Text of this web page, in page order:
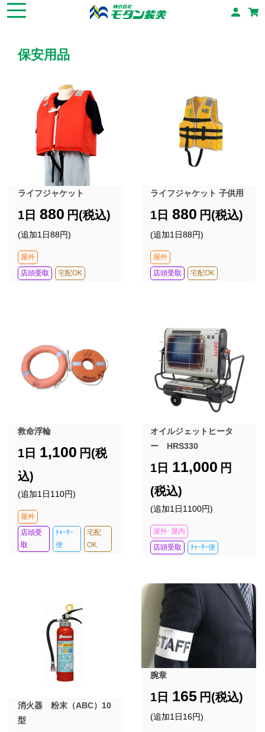
保安用品​
ライフジャケット
1日 880 円(税込)
(追加1日88円)
屋外
店頭受取
宅配OK
ライフジャケット 子供用
1日 880 円(税込)
(追加1日88円)
屋外
店頭受取
宅配OK
救命浮輪
1日 1,100 円(税
込)
(追加1日110円)
屋外
店頭受
取
ﾁｬｰﾀｰ
便
宅配
OK
オイルジェットヒータ
ー HRS330
1日 11,000 円
(税込)
(追加1日1100円)
屋外･屋内
店頭受取
ﾁｬｰﾀｰ便
消火器 粉末（ABC）10
型
腕章
1日 165 円(税込)
(追加1日16円)